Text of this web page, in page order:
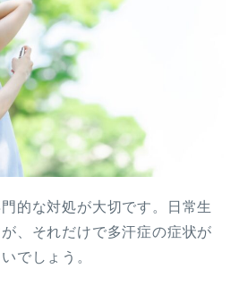
的な対処が大切です。日常生
、それだけで多汗症の症状が
でしょう。